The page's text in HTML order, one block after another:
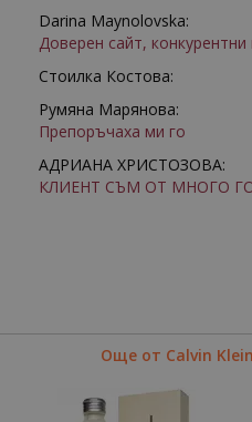
Darina Maynolovska:
Доверен сайт,
Стоилка Костова:
Румяна Марянова:
Препоръчаха ми го
АДРИАНА ХРИСТОЗОВА:
КЛИЕНТ СЪМ ОТ МНОГО
Още от Calvin